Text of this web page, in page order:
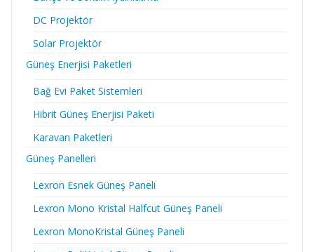
DC Projektör
Solar Projektör
Güneş Enerjisi Paketleri
Bağ Evi Paket Sistemleri
Hibrit Güneş Enerjisi Paketi
Karavan Paketleri
Güneş Panelleri
Lexron Esnek Güneş Paneli
Lexron Mono Kristal Halfcut Güneş Paneli
Lexron MonoKristal Güneş Paneli